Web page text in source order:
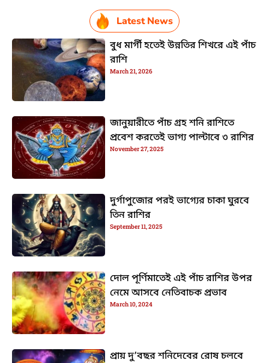
Latest News
বুধ মার্গী হতেই উন্নতির শিখরে এই পাঁচ
রাশি
March 21, 2026
জানুয়ারীতে পাঁচ গ্রহ শনি রাশিতে
প্রবেশ করতেই ভাগ্য পাল্টাবে ৩ রাশির
November 27, 2025
দুর্গাপুজোর পরই ভাগ্যের চাকা ঘুরবে
তিন রাশির
September 11, 2025
দোল পূর্ণিমাতেই এই পাঁচ রাশির উপর
নেমে আসবে নেতিবাচক প্রভাব
March 10, 2024
প্রায় দু’বছর শনিদেবের রোষ চলবে